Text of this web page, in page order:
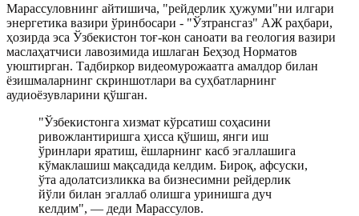
Марассуловнинг айтишича, "рейдерлик ҳужуми"ни илгари
энергетика вазири ўринбосари - "Ўзтрансгаз" АЖ раҳбари,
ҳозирда эса Ўзбекистон тоғ-кон саноати ва геология вазири
маслаҳатчиси лавозимида ишлаган Беҳзод Норматов
уюштирган. Тадбиркор видеомурожаатга амалдор билан
ёзишмаларнинг скриншотлари ва суҳбатларнинг
аудиоёзувларини қўшган.
"Ўзбекистонга хизмат кўрсатиш соҳасини
ривожлантиришга ҳисса қўшиш, янги иш
ўринлари яратиш, ёшларнинг касб эгаллашига
кўмаклашиш мақсадида келдим. Бироқ, афсуски,
ўта адолатсизликка ва бизнесимни рейдерлик
йўли билан эгаллаб олишга уринишга дуч
келдим", — деди Марассулов.